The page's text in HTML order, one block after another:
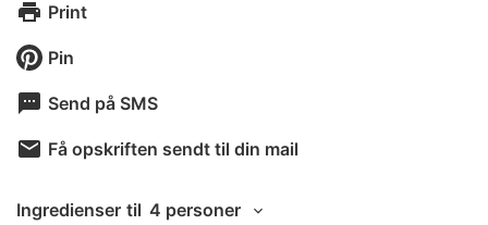
Print
Pin
Send på SMS
Få opskriften sendt til din mail
Ingredienser til 4 personer